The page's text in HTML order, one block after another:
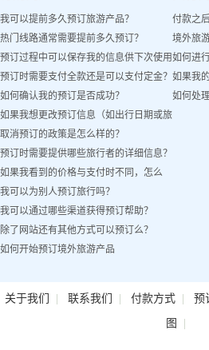
我可以提前多久预订旅游产品？
热门线路通常需要提前多久预订？
预订过程中可以保存我的信息供下次使用
吗？
预订时需要支付全款还是可以支付定金？
如何确认我的预订是否成功？
如果我想更改预订信息（如出行日期或旅
客姓名）怎么办？
取消预订的政策是怎么样的？
预订时需要提供哪些旅行者的详细信息？
如果我看到的价格与支付时不同，怎么
办？
我可以为别人预订旅行吗？
我可以通过哪些渠道获得预订帮助？
除了网站还有其他方式可以预订么？
如何开始预订境外旅游产品
付款之
境外旅
如何进
如果我
如何处
关于我们 | 联系我们 | 付款方式| 预
图 |